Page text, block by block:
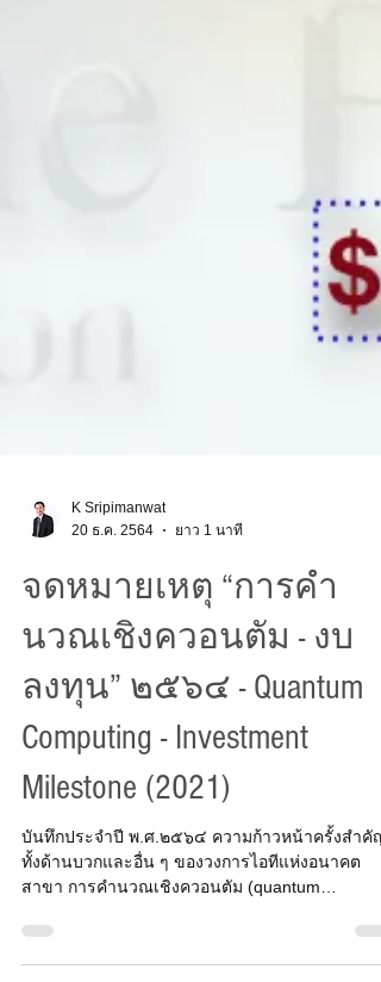
K Sripimanwat
20 ธ.ค. 2564
จดหมายเหตุ “การคำ
นวณเชิงควอนตัม - งบ
ลงทุน” ๒๕๖๔ - Quantum
Computing - Investment
Milestone (2021)
บันทึกประจำปี พ.ศ.๒๕๖๔ ความก้าวหน้าครั้งสำคัญ